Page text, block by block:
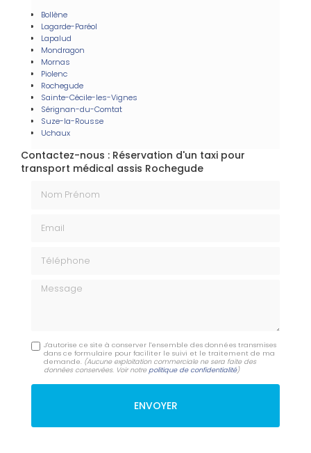
Bollène
Lagarde-Paréol
Lapalud
Mondragon
Mornas
Piolenc
Rochegude
Sainte-Cécile-les-Vignes
Sérignan-du-Comtat
Suze-la-Rousse
Uchaux
Contactez-nous : Réservation d'un taxi pour
transport médical assis Rochegude
Message
J'autorise ce site à conserver l'ensemble des données transmises
dans ce formulaire pour faciliter le suivi et le traitement de ma
demande. (Aucune exploitation commerciale ne sera faite des
données conservées. Voir notrepolitique de confidentialité)